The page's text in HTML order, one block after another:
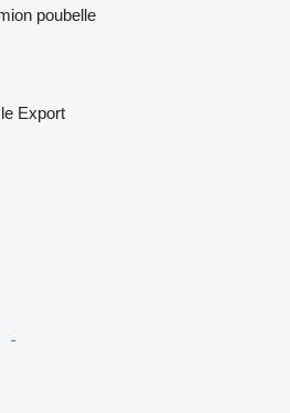
poubelle
Export